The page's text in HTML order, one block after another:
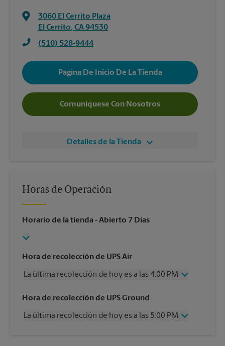
3060 El Cerrito Plaza
El Cerrito, CA94530
(510) 528-9444
Página De Inicio De La Tienda
Comuníquese Con Nosotros
Detalles de la Tienda
Horas de Operación
Horario de la tienda - Abierto 7 Días
Hora de recolección de UPS Air
La última recolección de hoy es a las 4:00 PM
Miércoles
4:00 PM
Viernes
4:00 PM
Hora de recolección de UPS Ground
La última recolección de hoy es a las 5:00 PM